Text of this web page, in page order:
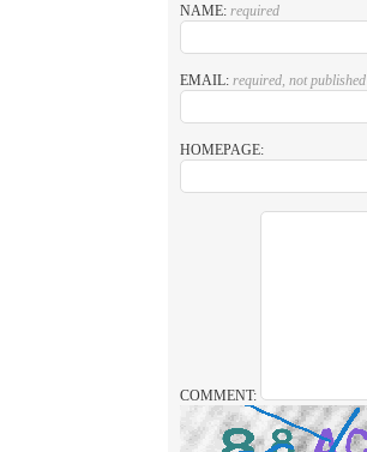
NAME: required
EMAIL: required, not published
HOMEPAGE:
COMMENT: